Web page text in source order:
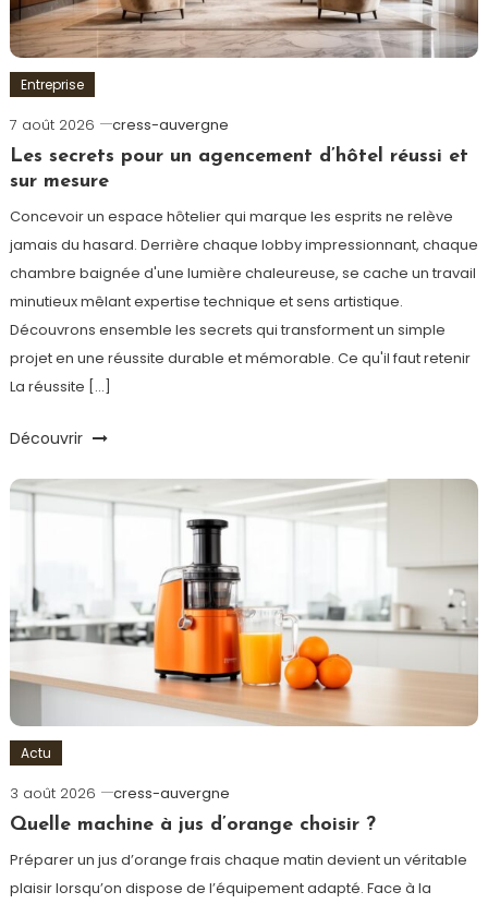
Entreprise
7 août 2026
cress-auvergne
Les secrets pour un agencement d’hôtel réussi et
sur mesure
Concevoir un espace hôtelier qui marque les esprits ne relève
jamais du hasard. Derrière chaque lobby impressionnant, chaque
chambre baignée d'une lumière chaleureuse, se cache un travail
minutieux mêlant expertise technique et sens artistique.
Découvrons ensemble les secrets qui transforment un simple
projet en une réussite durable et mémorable. Ce qu'il faut retenir
La réussite […]
Découvrir
Actu
3 août 2026
cress-auvergne
Quelle machine à jus d’orange choisir ?
Préparer un jus d’orange frais chaque matin devient un véritable
plaisir lorsqu’on dispose de l’équipement adapté. Face à la